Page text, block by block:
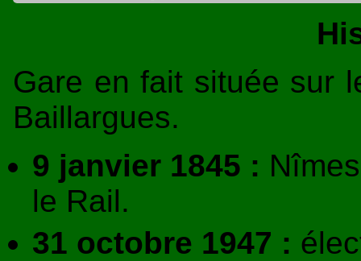
Gare en fait située sur
Baillargues.
9 janvier 1845 :
le Rail.
31 octobre 1947 :